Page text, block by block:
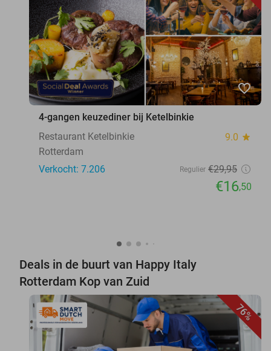
favorite_border
4-gangen keuzediner bij Ketelbinkie
Restaurant Ketelbinkie
9.0 star
Rotterdam
Verkocht: 7.206
Regulier €29,95
€16,50
Deals in de buurt van Happy Italy
Rotterdam Kop van Zuid
76%